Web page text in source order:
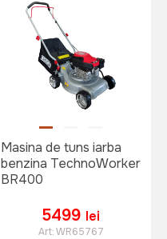
Masina de tuns iarba
benzina TechnoWorker
BR400
5499 lei
Art:WR65767